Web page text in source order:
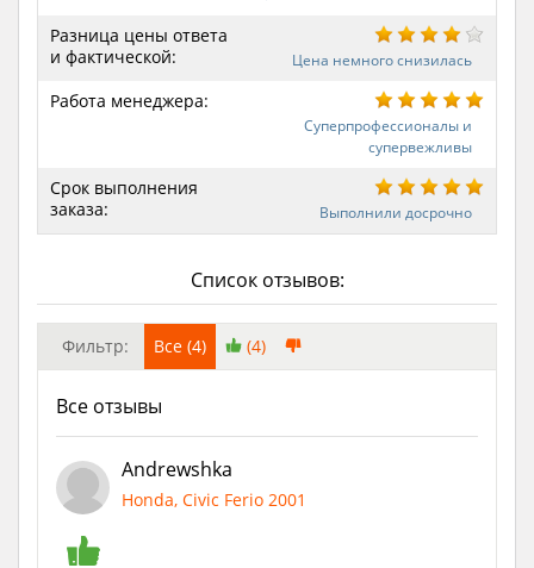
Разница цены ответа
и фактической:
Цена немного снизилась
Работа менеджера:
Суперпрофессионалы и
супервежливы
Срок выполнения
заказа:
Выполнили досрочно
Список отзывов:
Фильтр: Все (4) (4)
Все отзывы
Andrewshka
Honda, Civic Ferio 2001